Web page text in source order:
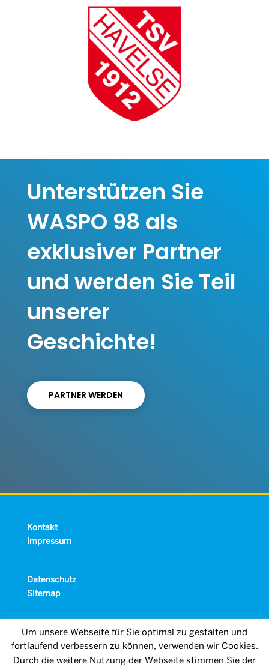
Unterstützen Sie
WASPO 98 als
exklusiver Partner
und werden Sie Teil
unserer
Geschichte!
PARTNER WERDEN
Kontakt
Impressum
Datenschutz
Sitemap
Um unsere Webseite für Sie optimal zu gestalten und
fortlaufend verbessern zu können, verwenden wir Cookies.
Durch die weitere Nutzung der Webseite stimmen Sie der